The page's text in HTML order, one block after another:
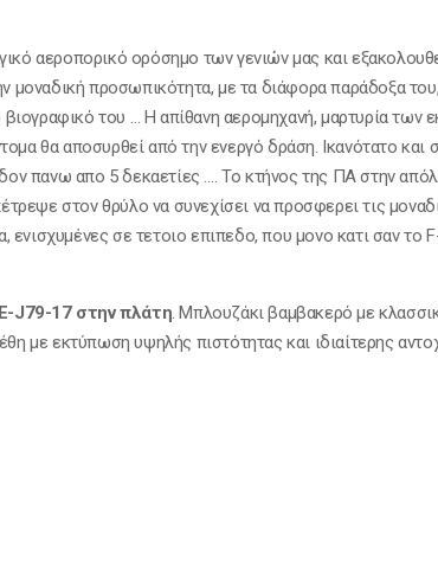
αεροπορικό ορόσημο των γενιών μας και
μοναδική προσωπικότητα, με τα διάφορα παράδοξα
του … Η απίθανη αερομηχανή, μαρτυρία των
θα αποσυρθεί από την ενεργό δράση. Ικανότατο και
πανω απο 5 δεκαετίες …. To κτήνος της ΠΑ στην
στον θρύλο να συνεχίσει να προσφερει τις
ενισχυμένες σε τετοιο επιπεδο, που μονο κατι σαν το
J79-17 στην πλάτη. Mπλουζάκι βαμβακερό με
με εκτύπωση υψηλής πιστότητας και ιδιαίτερης